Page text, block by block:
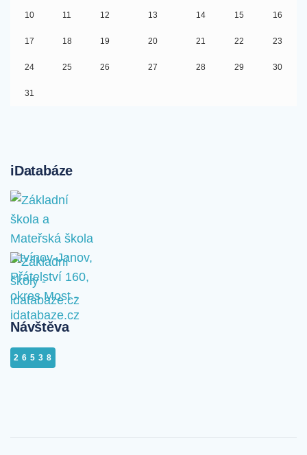
10 11 12 13 14 15 16
17 18 19 20 21 22 23
24 25 26 27 28 29 30
31
iDatabáze
Návštěva
26538